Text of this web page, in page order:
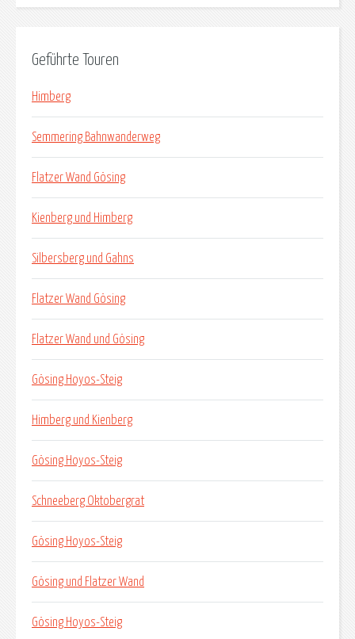
Geführte Touren
Himberg
Semmering Bahnwanderweg
Flatzer Wand Gösing
Kienberg und Himberg
Silbersberg und Gahns
Flatzer Wand Gösing
Flatzer Wand und Gösing
Gösing Hoyos-Steig
Himberg und Kienberg
Gösing Hoyos-Steig
Schneeberg Oktobergrat
Gösing Hoyos-Steig
Gösing und Flatzer Wand
Gösing Hoyos-Steig